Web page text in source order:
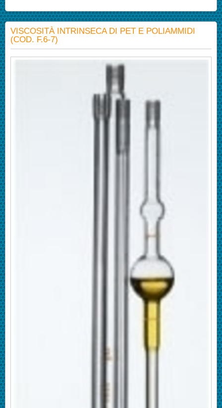
VISCOSITÀ INTRINSECA DI PET E POLIAMMIDI
(COD. F.6-7)